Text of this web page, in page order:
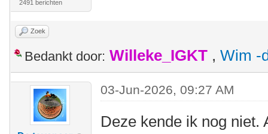
2491 berichten
Zoek
Bedankt door: Willeke_IGKT , Wim -
03-Jun-2026, 09:27 AM
Deze kende ik nog niet.